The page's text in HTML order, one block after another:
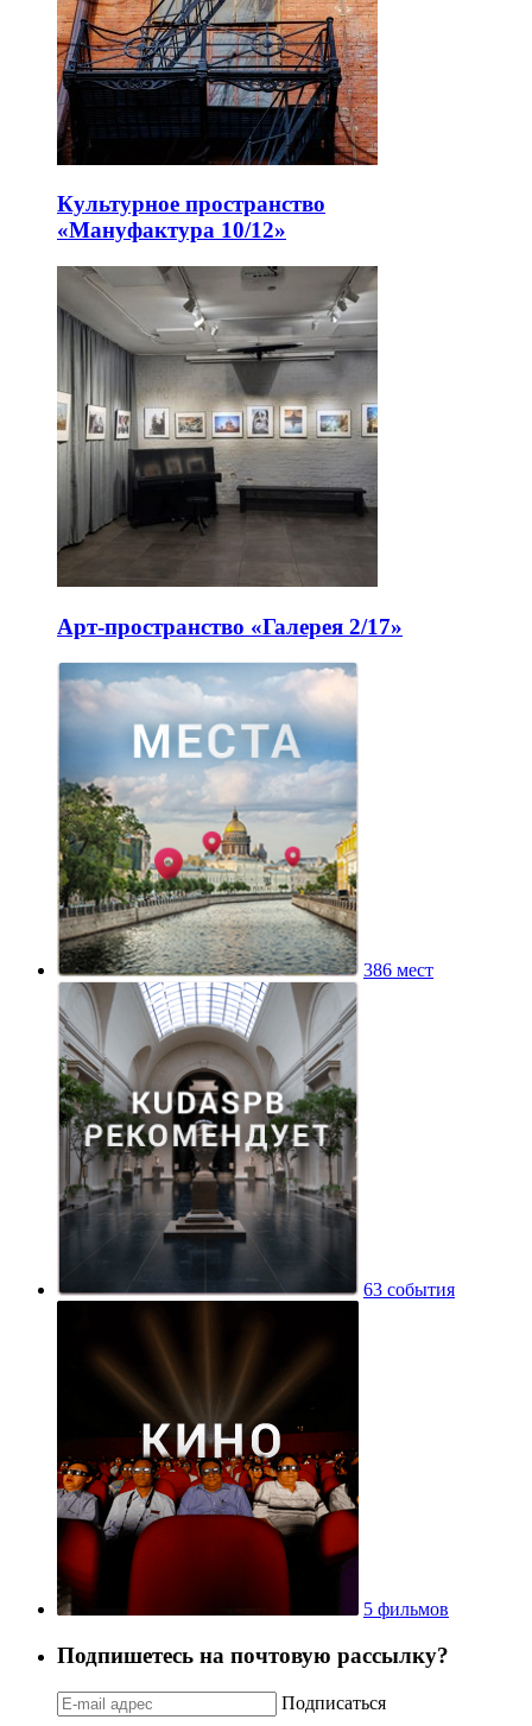
Культурное пространство
«Мануфактура 10/12»
Арт-пространство «Галерея 2/17»
386 мест
63 события
5 фильмов
Подпишетесь на почтовую рассылку?
Подписаться